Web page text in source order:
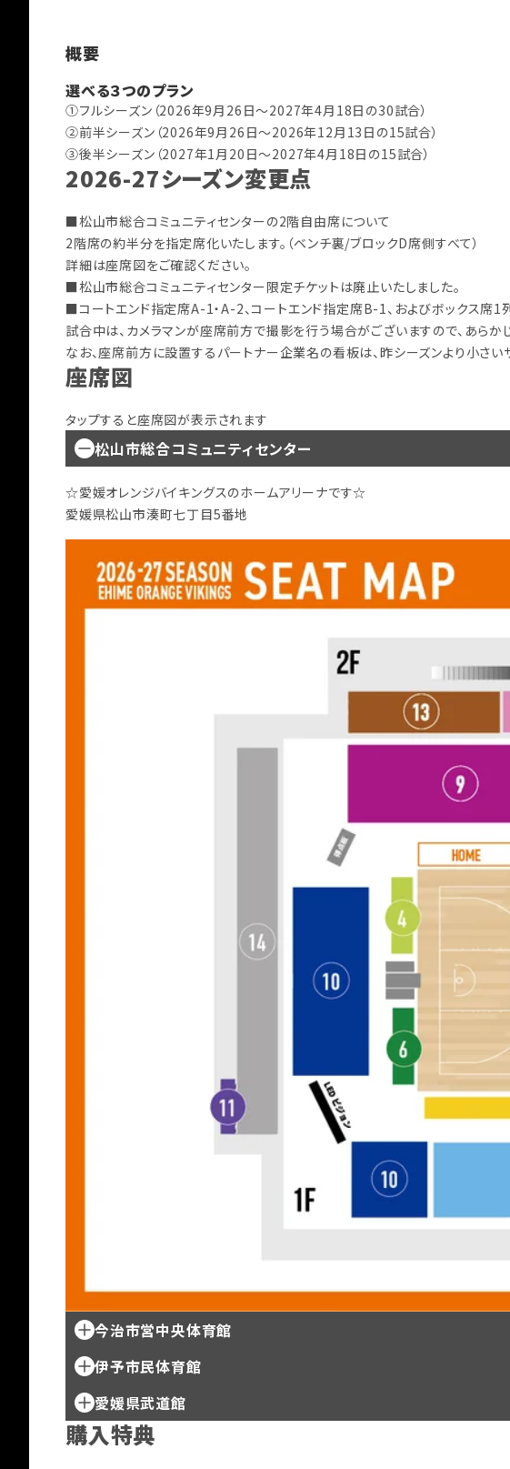
概要
選べる３つのプラン
①フルシーズン（2026年9月26日～2027年4月18日の30試合）
②前半シーズン（2026年9月26日～2026年12月13日の15試合）
③後半シーズン（2027年1月20日～2027年4月18日の15試合）
2026-27シーズン変更点
■松山市総合コミュニティセンターの2階自由席について
2階席の約半分を指定席化いたします。（ベンチ裏/ブロックD席側すべて）
詳細は座席図をご確認ください。
■松山市総合コミュニティセンター限定チケットは廃止いたしました。
■コートエンド指定席A-1・A-2、コートエンド指定席B-1、およびボックス席1
試合中は、カメラマンが座席前方で撮影を行う場合がございますので、あらか
なお、座席前方に設置するパートナー企業名の看板は、昨シーズンより小さい
座席図
タップすると座席図が表示されます
松山市総合コミュニティセンター
☆愛媛オレンジバイキングスのホームアリーナです☆
愛媛県松山市湊町七丁目5番地
今治市営中央体育館
伊予市民体育館
愛媛県武道館
購入特典